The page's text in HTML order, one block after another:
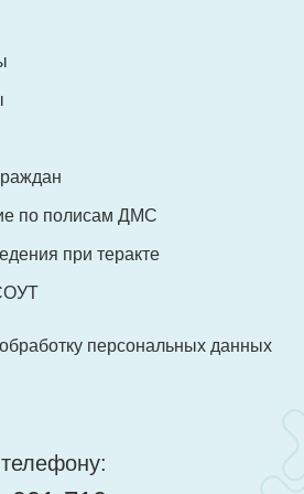
51-52
710
по полисам ДМС
персональных данных
при теракте